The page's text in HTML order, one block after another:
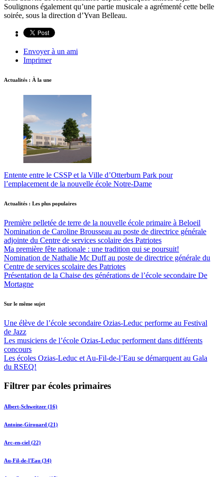
Soulignons également qu’une partie musicale a agrémenté cette belle
soirée, sous la direction d’Yvan Belleau.
Envoyer à un ami
Imprimer
Actualités : À la une
Entente entre le CSSP et la Ville d’Otterburn Park pour
l’emplacement de la nouvelle école Notre-Dame
Actualités : Les plus populaires
Première pelletée de terre de la nouvelle école primaire à Beloeil
Nomination de Caroline Brousseau au poste de directrice générale
adjointe du Centre de services scolaire des Patriotes
Ma première fête nationale : une tradition qui se poursuit!
Nomination de Nathalie Mc Duff au poste de directrice générale du
Centre de services scolaire des Patriotes
Présentation de la Chaise des générations de l’école secondaire De
Mortagne
Sur le même sujet
Une élève de l’école secondaire Ozias-Leduc performe au Festival
de Jazz
Les musiciens de l’école Ozias-Leduc performent dans différents
concours
Les écoles Ozias-Leduc et Au-Fil-de-l’Eau se démarquent au Gala
du RSEQ!
Filtrer par écoles primaires
Albert-Schweitzer (16)
Antoine-Girouard (21)
Arc-en-ciel (22)
Au-Fil-de-l'Eau (34)